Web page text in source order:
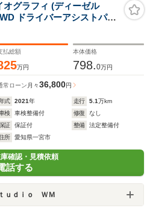
グラフィ (ディーゼル
ドライバーアシストパッ
ルーフ スエードクロスヘ
ダー探知機 360°カメラ 本
録簿保証付
払総額
万円
本体価格
798.0万円
常ローン 月々36,800円
式 2021年 走行 5.1万km
検
車検整備付 修復
なし
証
保証付 整備
法定整備付
所
愛知県一宮市
確認・見積依頼
話する
ｕｄｉｏ ＷＭ